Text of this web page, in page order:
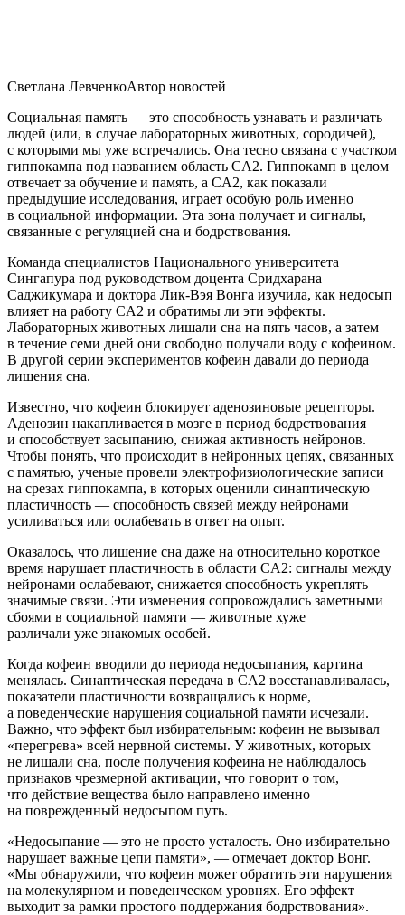
Светлана ЛевченкоАвтор новостей
Социальная память — это способность узнавать и различать
людей (или, в случае лабораторных животных, сородичей),
с которыми мы уже встречались. Она тесно связана с участком
гиппокампа под названием область CA2. Гиппокамп в целом
отвечает за обучение и память, а CA2, как показали
предыдущие исследования, играет особую роль именно
в социальной информации. Эта зона получает и сигналы,
связанные с регуляцией сна и бодрствования.
Команда специалистов Национального университета
Сингапура под руководством доцента Сридхарана
Саджикумара и доктора Лик-Вэя Вонга изучила, как недосып
влияет на работу CA2 и обратимы ли эти эффекты.
Лабораторных животных лишали сна на пять часов, а затем
в течение семи дней они свободно получали воду с кофеином.
В другой серии экспериментов кофеин давали до периода
лишения сна.
Известно, что кофеин блокирует аденозиновые рецепторы.
Аденозин накапливается в мозге в период бодрствования
и способствует засыпанию, снижая активность нейронов.
Чтобы понять, что происходит в нейронных цепях, связанных
с памятью, ученые провели электрофизиологические записи
на срезах гиппокампа, в которых оценили синаптическую
пластичность — способность связей между нейронами
усиливаться или ослабевать в ответ на опыт.
Оказалось, что лишение сна даже на относительно короткое
время нарушает пластичность в области CA2: сигналы между
нейронами ослабевают, снижается способность укреплять
значимые связи. Эти изменения сопровождались заметными
сбоями в социальной памяти — животные хуже
различали уже знакомых особей.
Когда кофеин вводили до периода недосыпания, картина
менялась. Синаптическая передача в CA2 восстанавливалась,
показатели пластичности возвращались к норме,
а поведенческие нарушения социальной памяти исчезали.
Важно, что эффект был избирательным: кофеин не вызывал
«перегрева» всей нервной системы. У животных, которых
не лишали сна, после получения кофеина не наблюдалось
признаков чрезмерной активации, что говорит о том,
что действие вещества было направлено именно
на поврежденный недосыпом путь.
«Недосыпание — это не просто усталость. Оно избирательно
нарушает важные цепи памяти», — отмечает доктор Вонг.
«Мы обнаружили, что кофеин может обратить эти нарушения
на молекулярном и поведенческом уровнях. Его эффект
выходит за рамки простого поддержания бодрствования».